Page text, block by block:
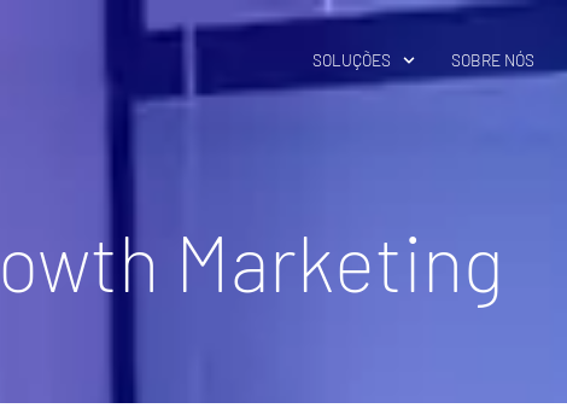
SOLUÇÕES SOBRE NÓS
Marketing